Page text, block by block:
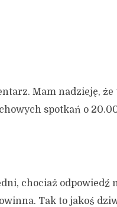
Mam nadzieję, że
spotkań o
chociaż odpowiedź
Tak to jakoś